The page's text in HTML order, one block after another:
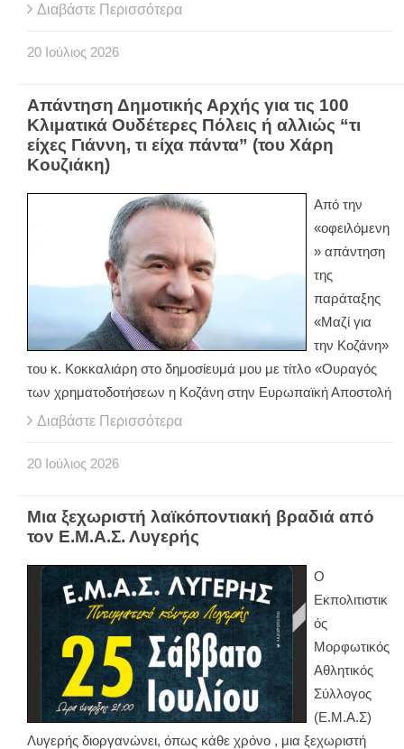
Διαβάστε Περισσότερα
20 Ιούλιος 2026
Απάντηση Δημοτικής Αρχής για τις 100
Κλιματικά Ουδέτερες Πόλεις ή αλλιώς “τι
είχες Γιάννη, τι είχα πάντα” (του Χάρη
Κουζιάκη)
Από την
«οφειλόμενη
» απάντηση
της
παράταξης
«Μαζί για
την Κοζάνη»
του κ. Κοκκαλιάρη στο δημοσίευμά μου με τίτλο «Ουραγός
των χρηματοδοτήσεων η Κοζάνη στην Ευρωπαϊκή Αποστολή
Διαβάστε Περισσότερα
20 Ιούλιος 2026
Μια ξεχωριστή λαϊκόποντιακή βραδιά από
τον Ε.Μ.Α.Σ. Λυγερής
O
Εκπολιτιστικ
ός
Μορφωτικός
Αθλητικός
Σύλλογος
(Ε.Μ.Α.Σ)
Λυγερής διοργανώνει, όπως κάθε χρόνο , μια ξεχωριστή